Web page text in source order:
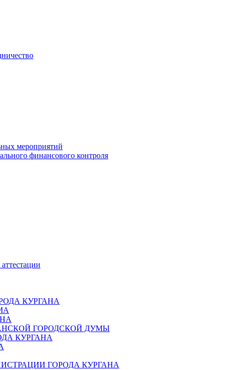
мероприятий
финансового контроля
КУРГАНА
ГОРОДСКОЙ ДУМЫ
КУРГАНА
ГОРОДА КУРГАНА